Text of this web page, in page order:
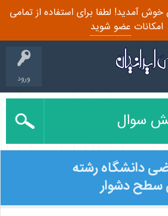
خوش آمدید! لطفا برای استفاده از تمامی
امکانات عضو شوید
ورود
سوال
دانشگاه رشته
سطح دشوار